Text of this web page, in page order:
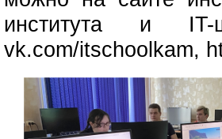
института и IT-
vk.com/itschoolkam,